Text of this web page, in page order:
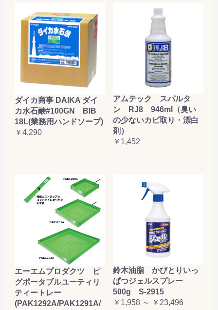
ダイカ商事 DAIKA ダイ
カ水石鹸#100GN BIB
18L(業務用ハンドソープ)
￥4,290
アムテック スパルタ
ン RJ8 946ml（臭い
の少ないカビ取り・漂白
剤）
￥1,452
エーエムプロダクツ ピ
グポータブルユーティリ
ティートレー
(PAK1292A/PAK1291A/
鈴木油脂 かびとりいっ
ぱつジェルスプレー
500g S-2915
￥1,958 ～ ￥23,496